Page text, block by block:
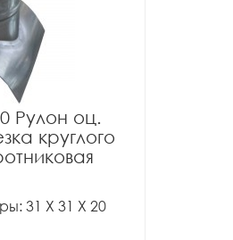
Рулон оц.
круглого
31 X 31 X 20